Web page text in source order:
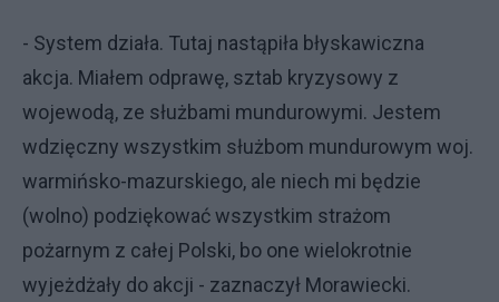
- System działa. Tutaj nastąpiła błyskawiczna
akcja. Miałem odprawę, sztab kryzysowy z
wojewodą, ze służbami mundurowymi. Jestem
wdzięczny wszystkim służbom mundurowym woj.
warmińsko-mazurskiego, ale niech mi będzie
(wolno) podziękować wszystkim strażom
pożarnym z całej Polski, bo one wielokrotnie
wyjeżdżały do akcji - zaznaczył Morawiecki.